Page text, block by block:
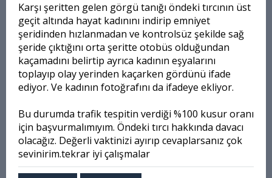
Karşı şeritten gelen görgü tanığı öndeki tırcının üst
geçit altında hayat kadınını indirip emniyet
şeridinden hızlanmadan ve kontrolsüz şekilde sağ
şeride çıktığını orta şeritte otobüs olduğundan
kaçamadını belirtip ayrıca kadının eşyalarını
toplayıp olay yerinden kaçarken gördünü ifade
ediyor. Ve kadının fotoğrafını da ifadeye ekliyor.
Bu durumda trafik tespitin verdiği %100 kusur oranı
için başvurmalımıyım. Öndeki tırcı hakkında davacı
olacağız. Değerli vaktinizi ayırıp cevaplarsanız çok
sevinirim.tekrar iyi çalışmalar